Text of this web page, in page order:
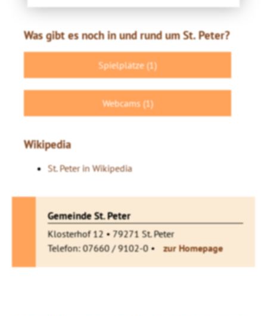
Was gibt es noch in und rund um St. Peter?
Spielplätze (1)
Webcams (1)
Wikipedia
St. Peter in Wikipedia
Gemeinde St. Peter
Klosterhof 12 • 79271 St. Peter
Telefon: 07660 / 9102-0 •
zur Homepage